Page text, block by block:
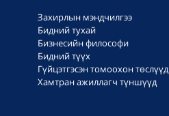
Захирлын мэндчилгээ
Бидний тухай
Бизнесийн философи
Бидний түүх
Гүйцэтгэсэн томоохон төслүүд
Хамтран ажиллагч түншүүд